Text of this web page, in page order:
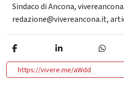
Sindaco di Ancona,
redazione@vivereancona.it,
https://vivere.me/aWdd